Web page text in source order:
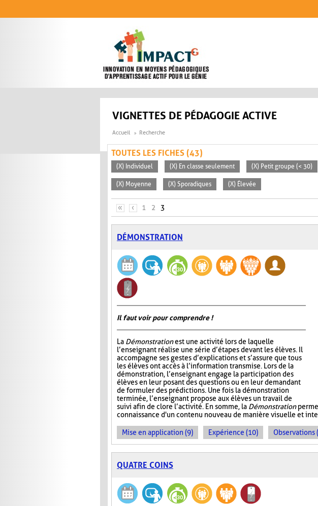
VIGNETTES DE PÉDAGOGIE ACTIVE
Accueil Recherche
TOUTES LES FICHES (43)
(X) Individuel (X) En classe seulement (X) Petit groupe (< 30)
(X) Moyenne (X) Sporadiques (X) Élevée
PAGES
« ‹ 1 2 3
DÉMONSTRATION
Il faut voir pour comprendre !
La Démonstrationest une activité lors de laquelle
l’enseignant réalise une série d’étapes devant les élèves. Il
accompagne ses gestes d’explications et s’assure que tous
les élèves ont accès à l’information transmise. Lors de la
démonstration, l’enseignant engage la participation des
élèves en leur posant des questions ou en leur demandant
de formuler des prédictions. Une fois la démonstration
terminée, l’enseignant propose aux élèves un travail de
suivi afin de clore l’activité. En somme, la Démonstration
connaissance d'un contenu nouveau de manière visuelle et
Mise en application (9) Expérience (10) Observations
QUATRE COINS